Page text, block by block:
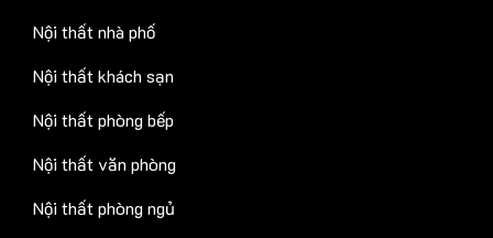
Nội thất nhà phố
Nội thất khách sạn
Nội thất phòng bếp
Nội thất văn phòng
Nội thất phòng ngủ